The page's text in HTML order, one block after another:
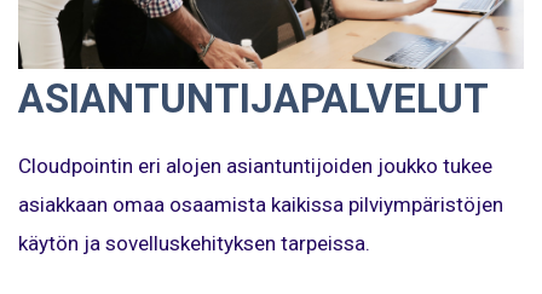
ASIANTUNTIJAPALVELUT
Cloudpointin eri alojen asiantuntijoiden joukko tukee
asiakkaan omaa osaamista kaikissa pilviympäristöjen
käytön ja sovelluskehityksen tarpeissa.